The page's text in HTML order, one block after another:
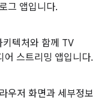
그 앱입니다.
텍처와 함께 TV
스트리밍 앱입니다.
우저 화면과 세부정보